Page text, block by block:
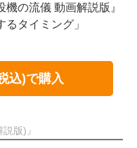
機の流儀 動画解説版』
タイミング」
込)で購入
版)』